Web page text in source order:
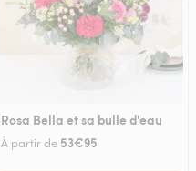
Rosa Bella et sa bulle d'eau
À partir de 53€95